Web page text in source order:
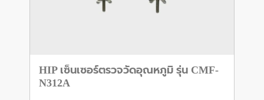
HIP เซ็นเซอร์ตรวจวัดอุณหภูมิ รุ่น CMF-
N312A